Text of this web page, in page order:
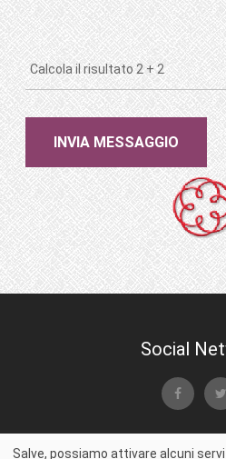
Social
Copyright © 2024 Studio
Salve, possiamo attivare alcuni